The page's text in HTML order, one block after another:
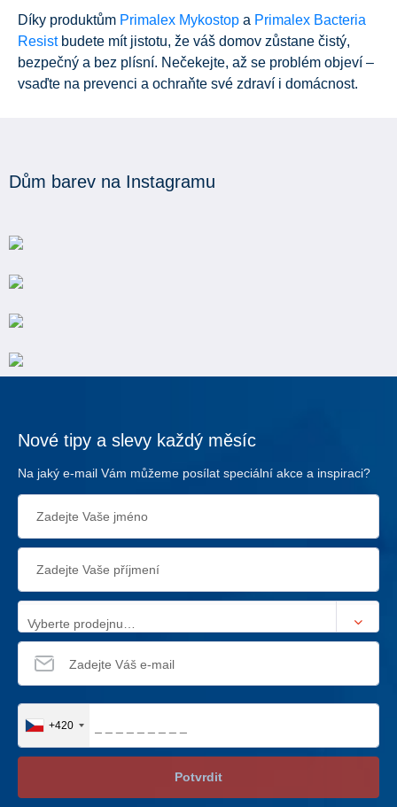
Díky produktům Primalex Mykostop a Primalex Bacteria
Resistbudete mít jistotu, že váš domov zůstane čistý,
bezpečný a bez plísní. Nečekejte, až se problém objeví –
vsaďte na prevenci a ochraňte své zdraví i domácnost.
Dům barev na Instagramu
Nové tipy a slevy každý měsíc
Na jaký e-mail Vám můžeme posílat speciální akce a inspiraci?
Vyberte prodejnu…
+420
Potvrdit